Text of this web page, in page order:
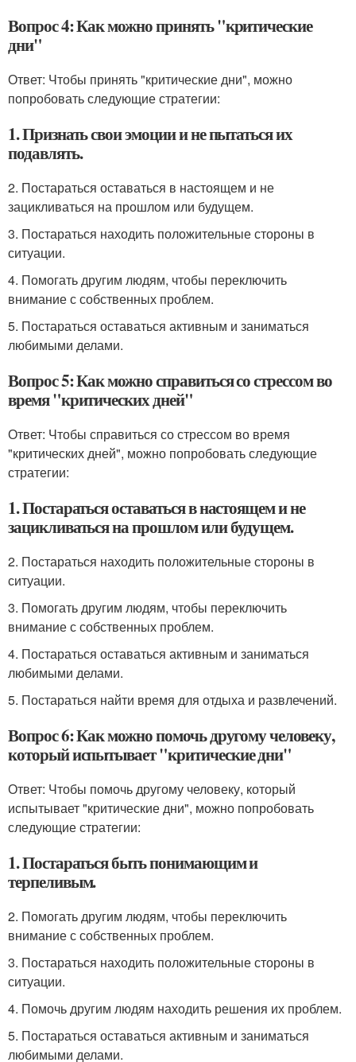
Вопрос 4: Как можно принять "критические
дни"
Ответ: Чтобы принять "критические дни", можно
попробовать следующие стратегии:
1. Признать свои эмоции и не пытаться их
подавлять.
2. Постараться оставаться в настоящем и не
зацикливаться на прошлом или будущем.
3. Постараться находить положительные стороны в
ситуации.
4. Помогать другим людям, чтобы переключить
внимание с собственных проблем.
5. Постараться оставаться активным и заниматься
любимыми делами.
Вопрос 5: Как можно справиться со стрессом во
время "критических дней"
Ответ: Чтобы справиться со стрессом во время
"критических дней", можно попробовать следующие
стратегии:
1. Постараться оставаться в настоящем и не
зацикливаться на прошлом или будущем.
2. Постараться находить положительные стороны в
ситуации.
3. Помогать другим людям, чтобы переключить
внимание с собственных проблем.
4. Постараться оставаться активным и заниматься
любимыми делами.
5. Постараться найти время для отдыха и развлечений.
Вопрос 6: Как можно помочь другому человеку,
который испытывает "критические дни"
Ответ: Чтобы помочь другому человеку, который
испытывает "критические дни", можно попробовать
следующие стратегии:
1. Постараться быть понимающим и
терпеливым.
2. Помогать другим людям, чтобы переключить
внимание с собственных проблем.
3. Постараться находить положительные стороны в
ситуации.
4. Помочь другим людям находить решения их проблем.
5. Постараться оставаться активным и заниматься
любимыми делами.